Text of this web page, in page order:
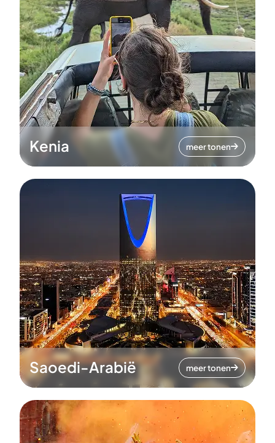
Kenia meer tonen
Saoedi-Arabië meer tonen